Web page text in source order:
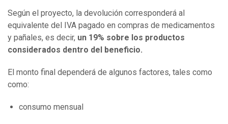
Según el proyecto, la devolución corresponderá al
equivalente del IVA pagado en compras de medicamentos
y pañales, es decir, un 19% sobre los productos
considerados dentro del beneficio.
El monto final dependerá de algunos factores, tales como
como:
consumo mensual